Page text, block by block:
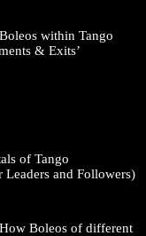
within Tango
& Exits’
of Tango
Leaders and Followers)
Boleos of different